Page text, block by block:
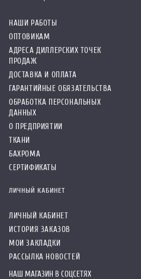
НАШИ РАБОТЫ
ОПТОВИКАМ
АДРЕСА ДИЛЛЕРСКИХ ТОЧЕК
ПРОДАЖ
ДОСТАВКА И ОПЛАТА
ГАРАНТИЙНЫЕ ОБЯЗАТЕЛЬСТВА
ОБРАБОТКА ПЕРСОНАЛЬНЫХ
ДАННЫХ
О ПРЕДПРИЯТИИ
ТКАНИ
БАХРОМА
СЕРТИФИКАТЫ
ЛИЧНЫЙ КАБИНЕТ
ЛИЧНЫЙ КАБИНЕТ
ИСТОРИЯ ЗАКАЗОВ
МОИ ЗАКЛАДКИ
РАССЫЛКА НОВОСТЕЙ
НАШ МАГАЗИН В СОЦСЕТЯХ